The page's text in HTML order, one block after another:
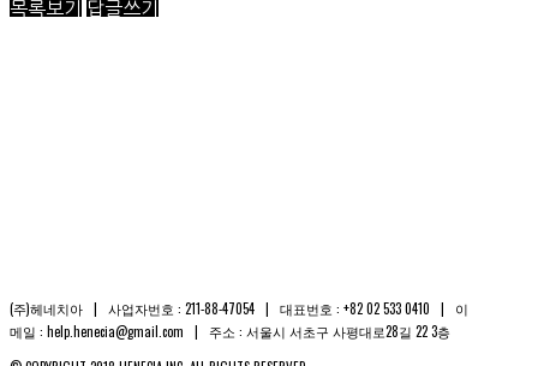
목록보기 답글쓰기
(주)헤네치아 | 사업자번호 : 211-88-47054 | 대표번호 : +82 02 533 0410 | 이
메일 : help.henecia@gmail.com | 주소 : 서울시 서초구 사평대로28길 22 3층